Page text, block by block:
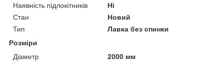
Наявність підлокітників
Ні
Стан
Новий
Тип
Лавка без спинки
Розміри
Діаметр
2000 мм